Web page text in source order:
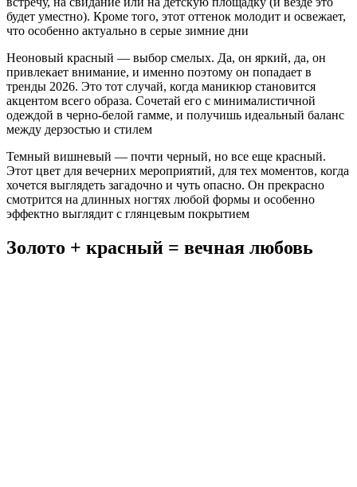
будет уместно). Кроме того, этот оттенок молодит и освежает,
что особенно актуально в серые зимние дни
Неоновый красный — выбор смелых. Да, он яркий, да, он
привлекает внимание, и именно поэтому он попадает в
тренды 2026. Это тот случай, когда маникюр становится
акцентом всего образа. Сочетай его с минималистичной
одеждой в черно-белой гамме, и получишь идеальный баланс
между дерзостью и стилем
Темный вишневый — почти черный, но все еще красный.
Этот цвет для вечерних мероприятий, для тех моментов, когда
хочется выглядеть загадочно и чуть опасно. Он прекрасно
смотрится на длинных ногтях любой формы и особенно
эффектно выглядит с глянцевым покрытием
Золото + красный = вечная любовь